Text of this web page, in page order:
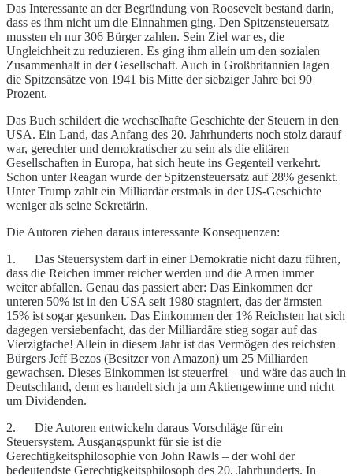
Das Interessante an der Begründung von Roosevelt bestand darin,
dass es ihm nicht um die Einnahmen ging. Den Spitzensteuersatz
mussten eh nur 306 Bürger zahlen. Sein Ziel war es, die
Ungleichheit zu reduzieren. Es ging ihm allein um den sozialen
Zusammenhalt in der Gesellschaft. Auch in Großbritannien lagen
die Spitzensätze von 1941 bis Mitte der siebziger Jahre bei 90
Prozent.
Das Buch schildert die wechselhafte Geschichte der Steuern in den
USA. Ein Land, das Anfang des 20. Jahrhunderts noch stolz darauf
war, gerechter und demokratischer zu sein als die elitären
Gesellschaften in Europa, hat sich heute ins Gegenteil verkehrt.
Schon unter Reagan wurde der Spitzensteuersatz auf 28% gesenkt.
Unter Trump zahlt ein Milliardär erstmals in der US-Geschichte
weniger als seine Sekretärin.
Die Autoren ziehen daraus interessante Konsequenzen:
1. Das Steuersystem darf in einer Demokratie nicht dazu führen,
dass die Reichen immer reicher werden und die Armen immer
weiter abfallen. Genau das passiert aber: Das Einkommen der
unteren 50% ist in den USA seit 1980 stagniert, das der ärmsten
15% ist sogar gesunken. Das Einkommen der 1% Reichsten hat sich
dagegen versiebenfacht, das der Milliardäre stieg sogar auf das
Vierzigfache! Allein in diesem Jahr ist das Vermögen des reichsten
Bürgers Jeff Bezos (Besitzer von Amazon) um 25 Milliarden
gewachsen. Dieses Einkommen ist steuerfrei – und wäre das auch in
Deutschland, denn es handelt sich ja um Aktiengewinne und nicht
um Dividenden.
2. Die Autoren entwickeln daraus Vorschläge für ein
Steuersystem. Ausgangspunkt für sie ist die
Gerechtigkeitsphilosophie von John Rawls – der wohl der
bedeutendste Gerechtigkeitsphilosoph des 20. Jahrhunderts. In